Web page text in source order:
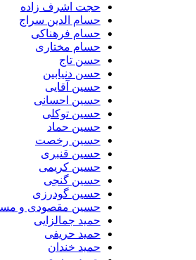
حجت اشرف زاده
حسام الدین سراج
حسام فرهناکی
حسام مختاری
حسن تاج
حسن دنیابین
حسین آقایی
حسین احسانی
حسین توکلی
حسین حماد
حسین رخصت
حسین قنبری
حسین کریمی
حسین گنجی
حسین گودرزی
حسین مقصودی و مسعود اتمام
حمید جمالزایی
حمید حریفی
حمید خندان